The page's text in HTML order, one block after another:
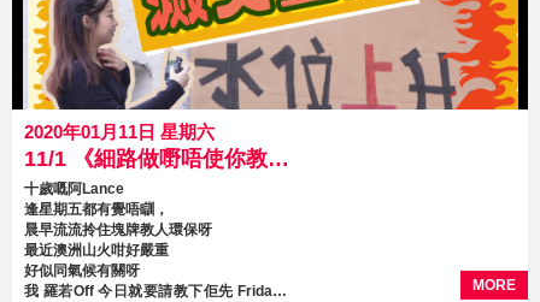
2020年01月11日 星期六
11/1 《細路做嘢唔使你教》 第23集 滅火童心
十歲嘅阿Lance
逢星期五都有覺唔瞓，
晨早流流拎住塊牌教人環保呀
最近澳洲山火咁好嚴重
好似同氣候有關呀
我 羅若Off 今日就要請教下佢先 Fridays
MORE